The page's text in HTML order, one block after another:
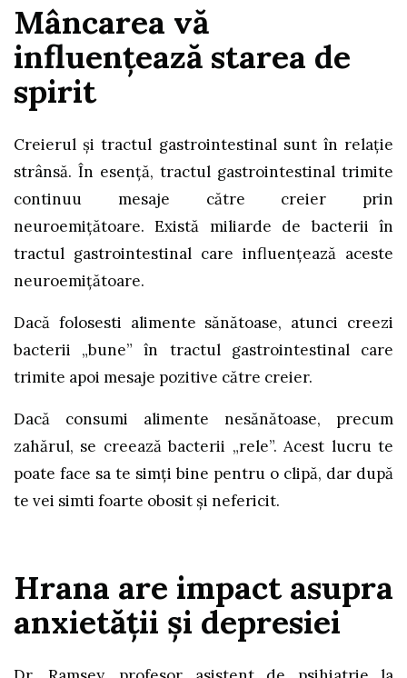
Mâncarea vă
influențează starea de
spirit
Creierul și tractul gastrointestinal sunt în relație
strânsă. În esență, tractul gastrointestinal trimite
continuu mesaje către creier prin
neuroemițătoare. Există miliarde de bacterii în
tractul gastrointestinal care influențează aceste
neuroemițătoare.
Dacă folosesti alimente sănătoase, atunci creezi
bacterii „bune” în tractul gastrointestinal care
trimite apoi mesaje pozitive către creier.
Dacă consumi alimente nesănătoase, precum
zahărul, se creează bacterii „rele”. Acest lucru te
poate face sa te simți bine pentru o clipă, dar după
te vei simti foarte obosit și nefericit.
Hrana are impact asupra
anxietății și depresiei